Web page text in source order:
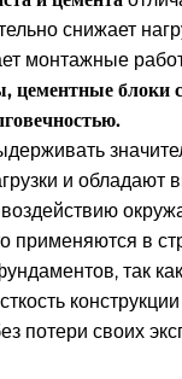
снижает
монтажные
цементные блоки
и обладают
воздействию
применяются в
так
потери своих